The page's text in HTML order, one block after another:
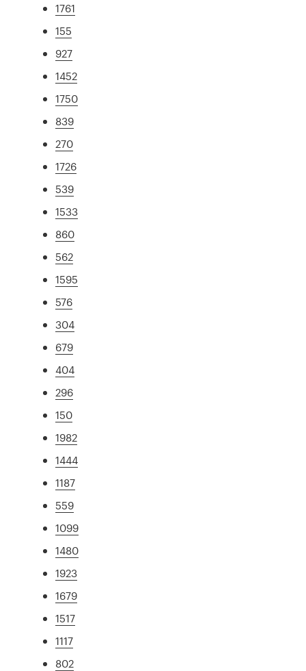
1761
155
927
1452
1750
839
270
1726
539
1533
860
562
1595
576
304
679
404
296
150
1982
1444
1187
559
1099
1480
1923
1679
1517
1117
802